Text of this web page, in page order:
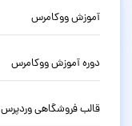
آموزش ووکامرس
دوره آموزش ووکامرس
قالب فروشگاهی وردپرس